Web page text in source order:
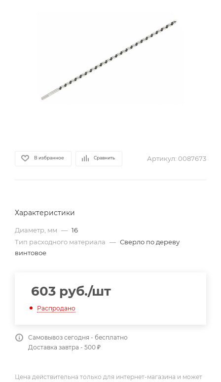
В избранное Сравнить Артикул: 0087673
Характеристики
Диаметр, мм — 16
Тип расходного материала — Сверло по дереву
винтовое
603 руб./шт
Распродано
Самовывоз сегодня - бесплатно
Доставка завтра - 500 ₽
Цена действительна только для интернет-магазина и может